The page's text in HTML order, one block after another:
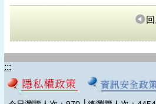
:::